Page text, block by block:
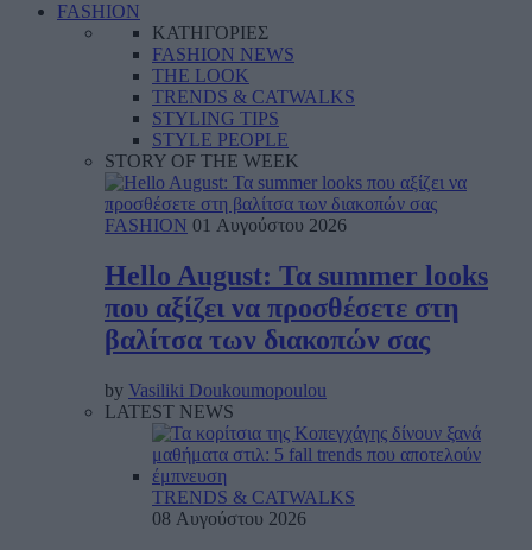
FASHION
ΚΑΤΗΓΟΡΙΕΣ
FASHION NEWS
THE LOOK
TRENDS & CATWALKS
STYLING TIPS
STYLE PEOPLE
STORY OF THE WEEK
FASHION 01 Αυγούστου 2026
Hello August: Τα summer looks
που αξίζει να προσθέσετε στη
βαλίτσα των διακοπών σας
by Vasiliki Doukoumopoulou
LATEST NEWS
TRENDS & CATWALKS
08 Αυγούστου 2026